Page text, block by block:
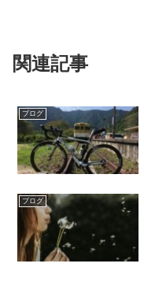
関連記事
ブログ
ブログ